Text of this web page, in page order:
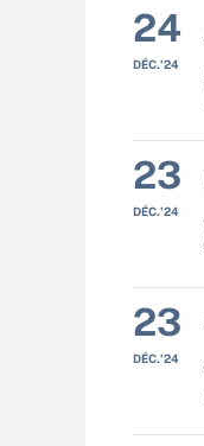
24
DÉC.'24
23
DÉC.'24
23
DÉC.'24